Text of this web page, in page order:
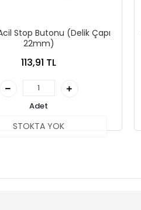
Stop Butonu (Delik Çapı
22mm)
113,91 TL
Adet
STOKTA YOK